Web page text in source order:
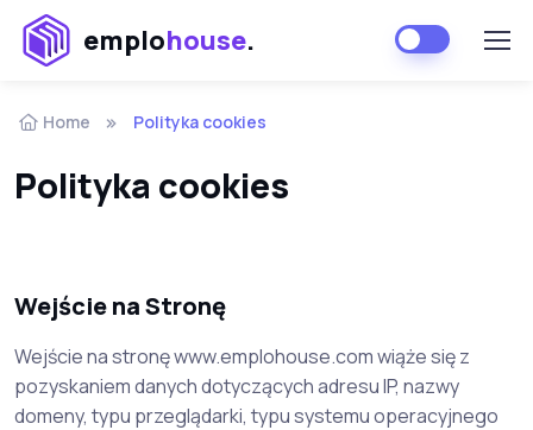
emplohouse.
Home Polityka cookies
Polityka cookies
Wejście na Stronę
Wejście na stronę www.emplohouse.com wiąże się z
pozyskaniem danych dotyczących adresu IP, nazwy
domeny, typu przeglądarki, typu systemu operacyjnego